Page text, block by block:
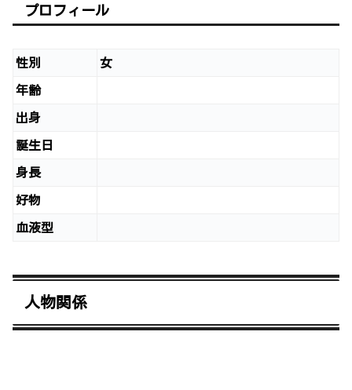
プロフィール
性別 女
年齢
出身
誕生日
身長
好物
血液型
人物関係